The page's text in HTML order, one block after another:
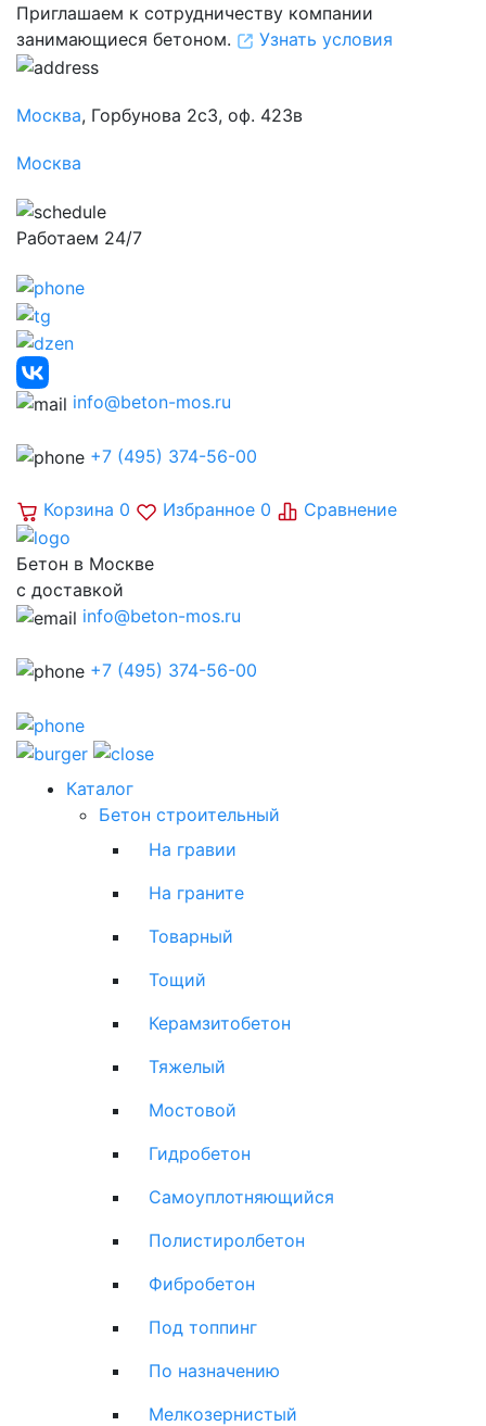
Приглашаем к сотрудничеству компании
занимающиеся бетоном.
Узнать условия
Москва, Горбунова 2с3, оф. 423в
Москва
Работаем 24/7
info@beton-mos.ru
+7 (495) 374-56-00
Корзина 0 Избранное 0 Сравнение
Бетон в Москве
с доставкой
info@beton-mos.ru
+7 (495) 374-56-00
Каталог
Бетон строительный
На гравии
На граните
Товарный
Тощий
Керамзитобетон
Тяжелый
Мостовой
Гидробетон
Самоуплотняющийся
Полистиролбетон
Фибробетон
Под топпинг
По назначению
Мелкозернистый